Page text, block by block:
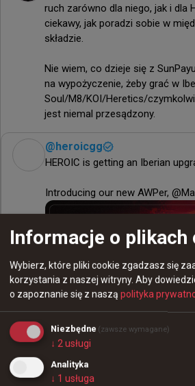
ruch zarówno dla niego, jak i dla
ciekawy, jak poradzi sobie w
składzie.
Nie wiem, co dzieje się z
na wypożyczenie, żeby grać w
Soul/M8/KOI/Heretics/
jest niemal przesądzony.
@heroicgg
HEROIC is getting an Iberian
Introducing our new AWPer,
Informacje o plikach
Wybierz, które pliki cookie zgadzasz się
korzystania z naszej witryny. Aby
o zapoznanie się z naszą polityka
Niezbędne (zawsze wymagane)
↓ 2usługi
Analityka
↓ 1 usługa